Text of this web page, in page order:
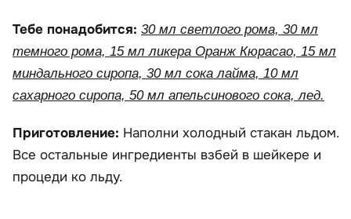
Тебе понадобится: 30 мл светлого рома, 30 мл
темного рома, 15 мл ликера Оранж Кюрасао, 15 мл
миндального сиропа, 30 мл сока лайма, 10 мл
сахарного сиропа, 50 мл апельсинового сока, лед.
Приготовление: Наполни холодный стакан льдом.
Все остальные ингредиенты взбей в шейкере и
процеди ко льду.